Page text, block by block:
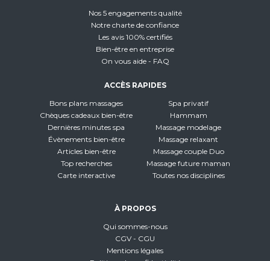
Nos 5 engagements qualité
Notre charte de confiance
Les avis 100% certifiés
Bien-être en entreprise
On vous aide - FAQ
ACCÈS RAPIDES
Bons plans massages
Chèques cadeaux bien-être
Dernières minutes spa
Évènements bien-être
Articles bien-être
Top recherches
Carte interactive
Spa privatif
Hammam
Massage modelage
Massage relaxant
Massage couple Duo
Massage future maman
Toutes nos disciplines
À PROPOS
Qui sommes-nous
CGV - CGU
Mentions légales